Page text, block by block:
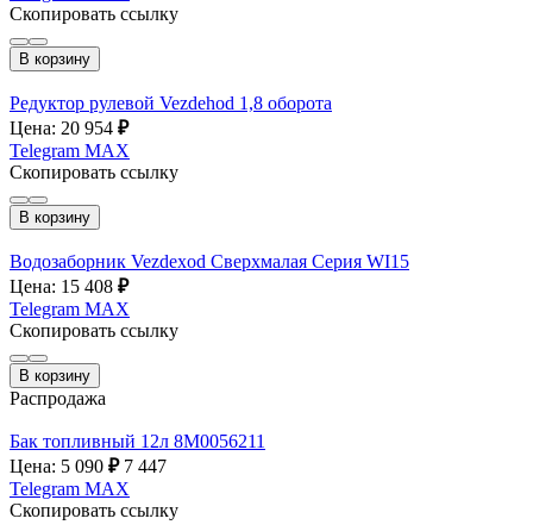
Скопировать ссылку
В корзину
Редуктор рулевой Vezdehod 1,8 оборота
Цена: 20 954 ₽
Telegram MAX
Скопировать ссылку
В корзину
Водозаборник Vezdexod Сверхмалая Серия WI15
Цена: 15 408 ₽
Telegram MAX
Скопировать ссылку
В корзину
Распродажа
Бак топливный 12л 8M0056211
Цена: 5 090 ₽ 7 447
Telegram MAX
Скопировать ссылку